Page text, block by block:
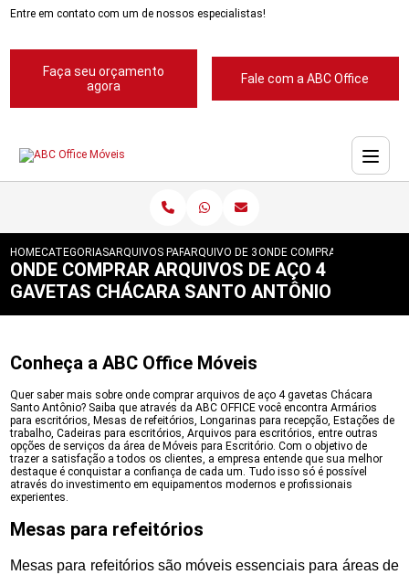
Entre em contato com um de nossos especialistas!
Faça seu orçamento
agora
Fale com a ABC Office
HOMECATEGORIASARQUIVOS PARA ESCRITORIOS
ARQUIVO DE 3 GAVETAS PARA
ONDE COMPRAR ARQUIVOS
ONDE COMPRAR ARQUIVOS DE AÇO 4
GAVETAS CHÁCARA SANTO ANTÔNIO
Conheça a ABC Office Móveis
Quer saber mais sobre onde comprar arquivos de aço 4 gavetas Chácara
Santo Antônio? Saiba que através da ABC OFFICE você encontra Armários
para escritórios, Mesas de refeitórios, Longarinas para recepção, Estações de
trabalho, Cadeiras para escritórios, Arquivos para escritórios, entre outras
opções de serviços da área de Móveis para Escritório. Com o objetivo de
trazer a satisfação a todos os clientes, a empresa entende que sua melhor
destaque é conquistar a confiança de cada um. Tudo isso só é possível
através do investimento em equipamentos modernos e profissionais
experientes.
Mesas para refeitórios
Mesas para refeitórios são móveis essenciais para áreas de